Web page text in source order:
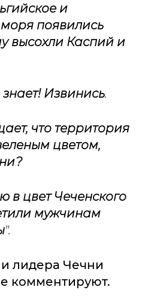
и
появились
высохли Каспий и
Извинись.
что территория
цветом,
в цвет Чеченского
мужчинам
".
лидера Чечни
комментируют.